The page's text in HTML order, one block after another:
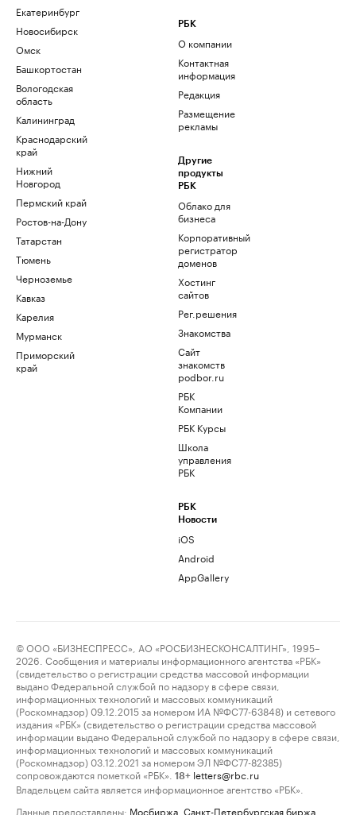
Екатеринбург
Новосибирск
Омск
Башкортостан
Вологодская
область
Калининград
Краснодарский
край
Нижний
Новгород
Пермский край
Ростов-на-Дону
Татарстан
Тюмень
Черноземье
Кавказ
Карелия
Мурманск
Приморский
край
РБК
О компании
Контактная
информация
Редакция
Размещение
рекламы
Другие
продукты
РБК
Облако для
бизнеса
Корпоративный
регистратор
доменов
Хостинг
сайтов
Рег.решения
Знакомства
Сайт
знакомств
podbor.ru
РБК
Компании
РБК Курсы
Школа
управления
РБК
РБК
Новости
iOS
Android
AppGallery
© ООО «БИЗНЕСПРЕСС», АО «РОСБИЗНЕСКОНСАЛТИНГ», 1995–
2026. Сообщения и материалы информационного агентства «РБК»
(свидетельство о регистрации средства массовой информации
выдано Федеральной службой по надзору в сфере связи,
информационных технологий и массовых коммуникаций
(Роскомнадзор) 09.12.2015 за номером ИА №ФС77-63848) и сетевого
издания «РБК» (свидетельство о регистрации средства массовой
информации выдано Федеральной службой по надзору в сфере связи,
информационных технологий и массовых коммуникаций
(Роскомнадзор) 03.12.2021 за номером ЭЛ №ФС77-82385)
сопровождаются пометкой «РБК».
18+ letters@rbc.ru
Владельцем сайта является информационное агентство «РБК».
Данные предоставлены: Мосбиржа Санкт-Петербургская биржа